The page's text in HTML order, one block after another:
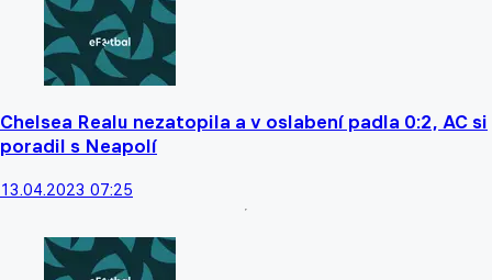
Chelsea Realu nezatopila a v oslabení padla 0:2, AC si
poradil s Neapolí
13.04.2023 07:25